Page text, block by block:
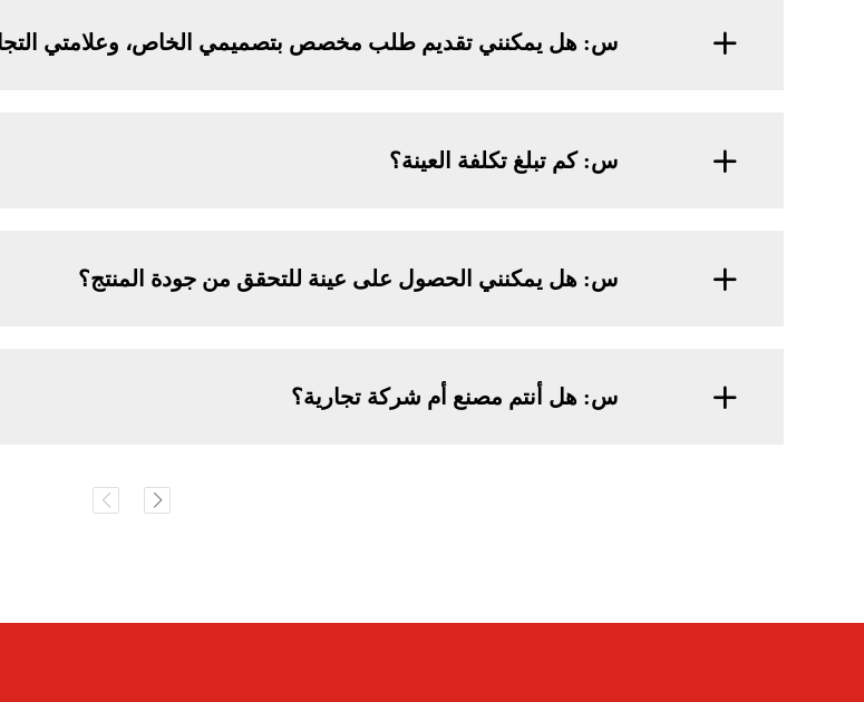
س: هل يمكنني تقديم طلب مخصص بتصميمي الخاص، وعلامتي
س: كم تبلغ تكلفة العينة؟
س: هل يمكنني الحصول على عينة للتحقق من جودة المنتج؟
س: هل أنتم مصنع أم شركة تجارية؟